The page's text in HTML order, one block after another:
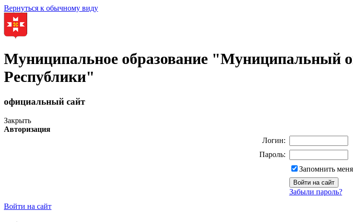
Вернуться к обычному виду
Муниципальное образование "Муниципальный
Республики"
официальный сайт
Закрыть
Авторизация
Логин:
Пароль:
Запомнить
Забыли пароль?
Войти на сайт